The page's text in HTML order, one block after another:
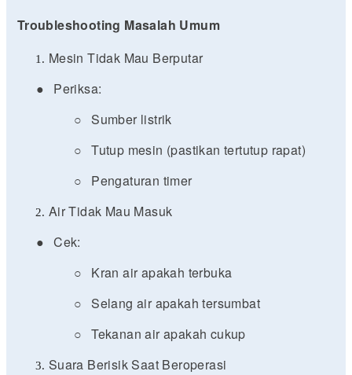
Troubleshooting Masalah Umum
Mesin Tidak Mau Berputar
●
Periksa:
○ Sumber listrik
○ Tutup mesin (pastikan tertutup rapat)
○
Pengaturan timer
Air Tidak Mau Masuk
● Cek:
○
Kran air apakah terbuka
○ Selang air apakah tersumbat
○ Tekanan air apakah cukup
Suara Berisik Saat Beroperasi